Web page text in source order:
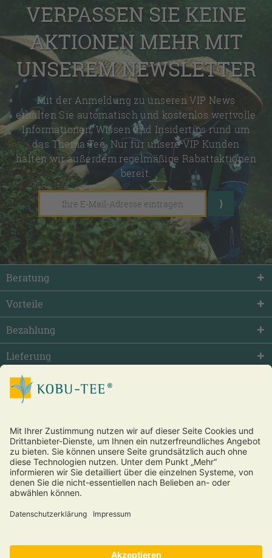
VERPASSEN SIE KEINE
AKTIONEN MEHR MIT
UNSEREM NEWSLETTER
Mit der Anmeldung zu unseren VIP News
erhalten Sie automatisch und kostenlos wertvolle
Informationen, Wissen und Insidertips rund um
das Thema Tee. Nur für unsere VIP Kunden
halten wir außerdem regelmäßige Rabattaktionen
bereit.
Beratung
Vorteile
Bezahlung
Lieferung
facebook twitter youtube
Vertrag widerrufen
* Alle Preise inkl. gesetzl. Mehrwertsteuer zzgl.Versandkosten